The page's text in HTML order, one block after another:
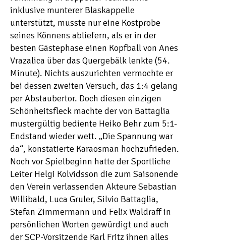
inklusive munterer Blaskappelle
unterstützt, musste nur eine Kostprobe
seines Könnens abliefern, als er in der
besten Gästephase einen Kopfball von Anes
Vrazalica über das Quergebälk lenkte (54.
Minute). Nichts auszurichten vermochte er
bei dessen zweiten Versuch, das 1:4 gelang
per Abstaubertor. Doch diesen einzigen
Schönheitsfleck machte der von Battaglia
mustergültig bediente Heiko Behr zum 5:1-
Endstand wieder wett. „Die Spannung war
da“, konstatierte Karaosman hochzufrieden.
Noch vor Spielbeginn hatte der Sportliche
Leiter Helgi Kolvidsson die zum Saisonende
den Verein verlassenden Akteure Sebastian
Willibald, Luca Gruler, Silvio Battaglia,
Stefan Zimmermann und Felix Waldraff in
persönlichen Worten gewürdigt und auch
der SCP-Vorsitzende Karl Fritz ihnen alles